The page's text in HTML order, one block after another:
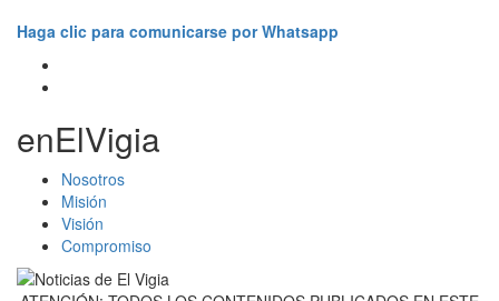
Haga clic para comunicarse por Whatsapp
enElVigia
Nosotros
Misión
Visión
Compromiso